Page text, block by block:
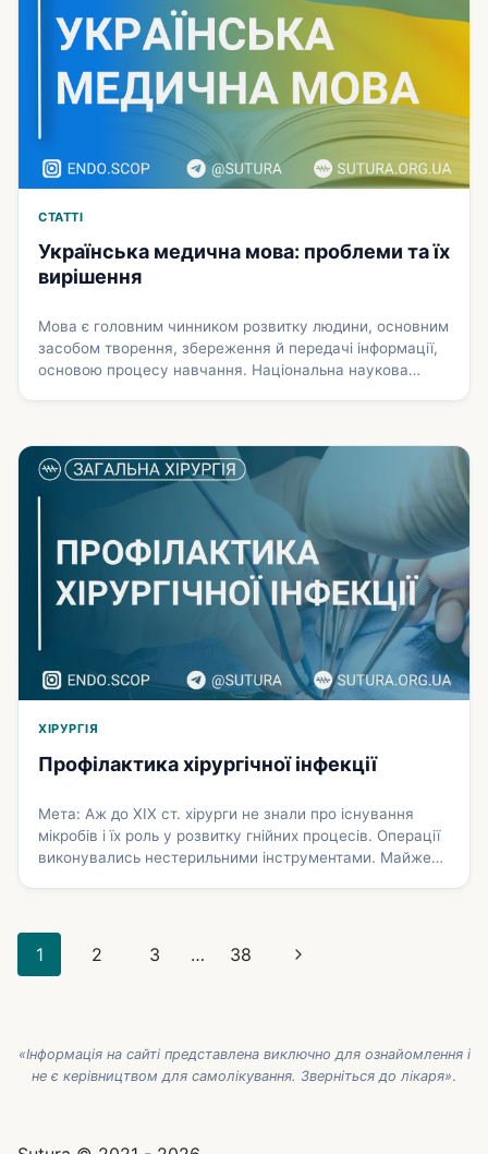
СТАТТІ
Українська медична мова: проблеми та їх
вирішення
Мова є головним чинником розвитку людини, основним
засобом творення, збереження й передачі інформації,
основою процесу навчання. Національна наукова
засміченою словами з інших мов, які часто непотрібно,
неадекватно чи надмірно в ній вживаються, та
різноманітними …
Докладніше
ХІРУРГІЯ
Профілактика хірургічної інфекції
Мета: Аж до XIX ст. хірурги не знали про існування
мікробів і їх роль у розвитку гнійних процесів. Опе­рації
виконувались нестерильними інструментами. Майже
рр.). Ґрунтуючись на відкриттях Л. Пастера про
причини розвитку бродіння і гниття, …
Навігація
за
1 2 3 … 38
Наступна
«Інформація на сайті представлена виключно для ознайомлення і
не є керівництвом для самолікування. Зверніться до лікаря».